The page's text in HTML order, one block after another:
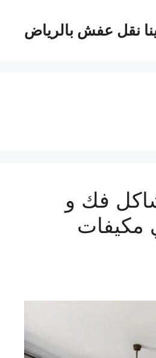
نقل عفش بالرياض
فك و
فني مكيفات